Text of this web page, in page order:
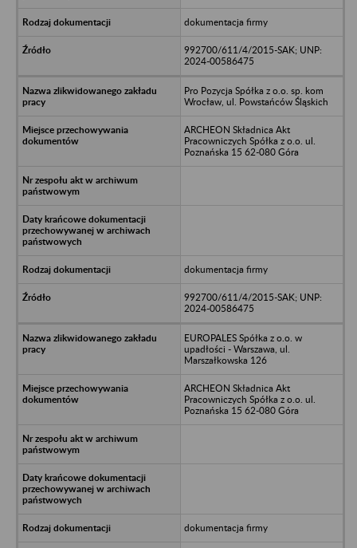
dokumentacja firmy
992700/611/4/2015-SAK; UNP:
2024-00586475
Pro Pozycja Spółka z o.o. sp. kom
Wrocław, ul. Powstańców Śląskich
ARCHEON Składnica Akt
Pracowniczych Spółka z o.o. ul.
Poznańska 15 62-080 Góra
dokumentacja firmy
992700/611/4/2015-SAK; UNP:
2024-00586475
EUROPALES Spółka z o.o. w
upadłości - Warszawa, ul.
Marszałkowska 126
ARCHEON Składnica Akt
Pracowniczych Spółka z o.o. ul.
Poznańska 15 62-080 Góra
dokumentacja firmy